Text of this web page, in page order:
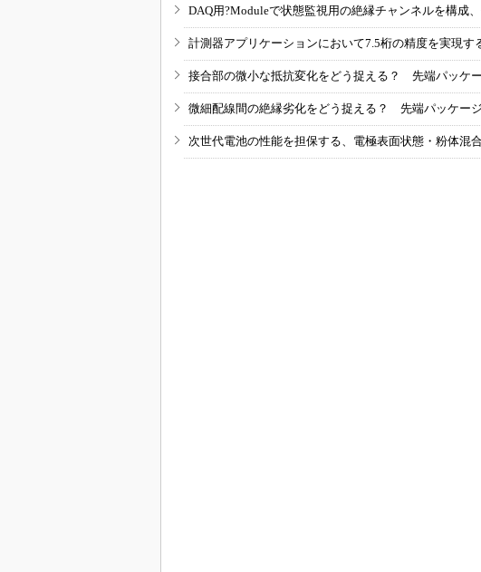
DAQ用?Moduleで状態監視用の絶縁チャンネルを構成
計測器アプリケーションにおいて7.5桁の精度を実現す
接合部の微小な抵抗変化をどう捉える？ 先端パッケ
微細配線間の絶縁劣化をどう捉える？ 先端パッケー
次世代電池の性能を担保する、電極表面状態・粉体混